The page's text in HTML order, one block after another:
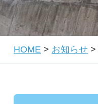
HOME > お知らせ >